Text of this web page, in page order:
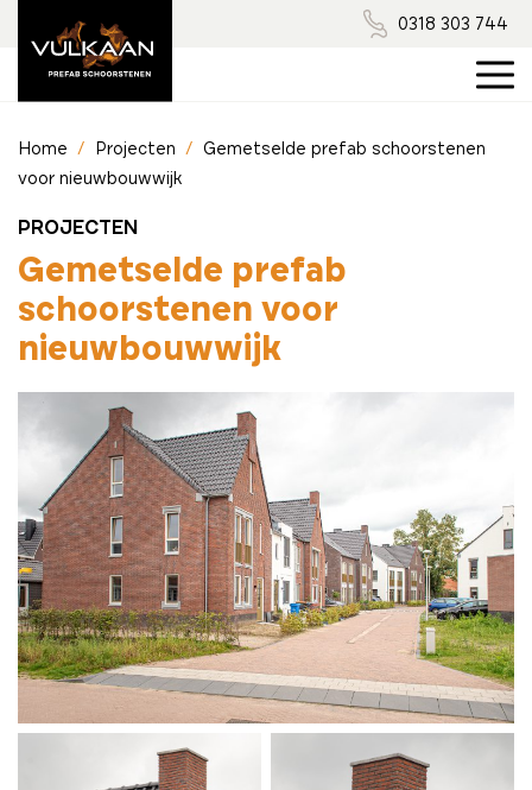
0318 303 744
Home / Projecten / Gemetselde prefab schoorstenen
voor nieuwbouwwijk
PROJECTEN
Gemetselde prefab
schoorstenen voor
nieuwbouwwijk